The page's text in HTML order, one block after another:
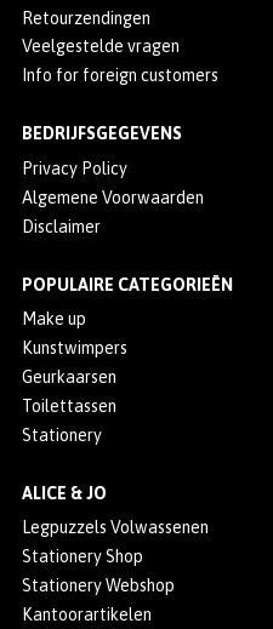
Retourzendingen
Veelgestelde vragen
Info for foreign customers
BEDRIJFSGEGEVENS
Privacy Policy
Algemene Voorwaarden
Disclaimer
POPULAIRE CATEGORIEËN
Make up
Kunstwimpers
Geurkaarsen
Toilettassen
Stationery
ALICE & JO
Legpuzzels Volwassenen
Stationery Shop
Stationery Webshop
Kantoorartikelen